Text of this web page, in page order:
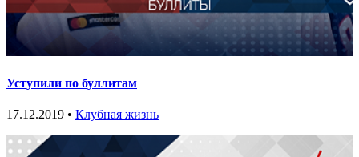
Уступили по буллитам
17.12.2019 • Клубная жизнь